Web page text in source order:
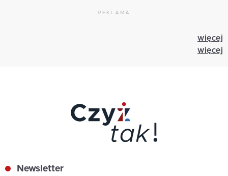
REKLAMA
więcej
więcej
Newsletter